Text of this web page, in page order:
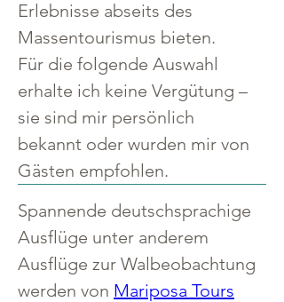
Erlebnisse abseits des
Massentourismus bieten.
Für die folgende Auswahl
erhalte ich keine Vergütung –
sie sind mir persönlich
bekannt oder wurden mir von
Gästen empfohlen.
Spannende deutschsprachige
Ausflüge unter anderem
Ausflüge zur Walbeobachtung
werden von Mariposa Tours